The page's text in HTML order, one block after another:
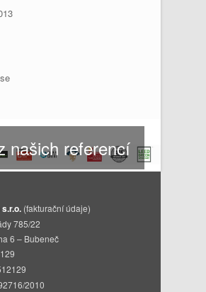
našich referencí
(fakturační údaje)
785/22
6 – Bubeneč
2010